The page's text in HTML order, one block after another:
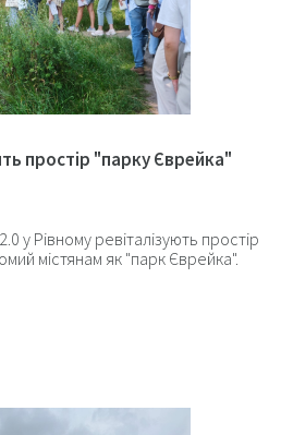
простір "парку Єврейка"
у Рівному ревіталізують простір
містянам як "парк Єврейка".